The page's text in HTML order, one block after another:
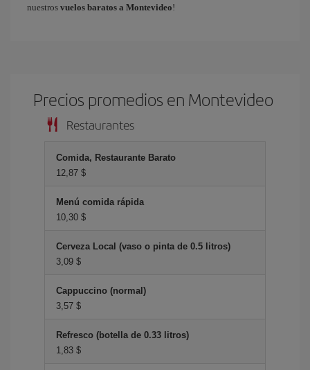
nuestros vuelos baratos a Montevideo!
Precios promedios en Montevideo
Restaurantes
Comida, Restaurante Barato
12,87 $
Menú comida rápida
10,30 $
Cerveza Local (vaso o pinta de 0.5 litros)
3,09 $
Cappuccino (normal)
3,57 $
Refresco (botella de 0.33 litros)
1,83 $